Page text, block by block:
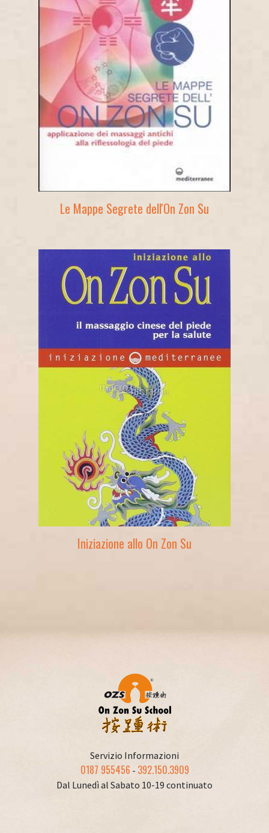
Le Mappe Segrete dell'On Zon Su
Iniziazione allo On Zon Su
Servizio Informazioni
0187 955456 - 392.150.3909
Dal Lunedì al Sabato 10-19 continuato